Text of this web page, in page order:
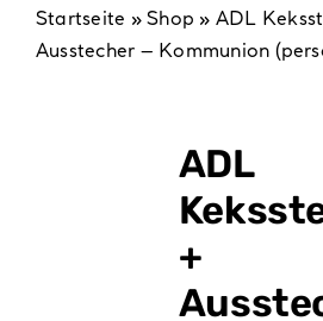
Backzubehör &
Partydekoration
Startseite »Shop » ADL
Ausstecher – Kommunion
ADL
+